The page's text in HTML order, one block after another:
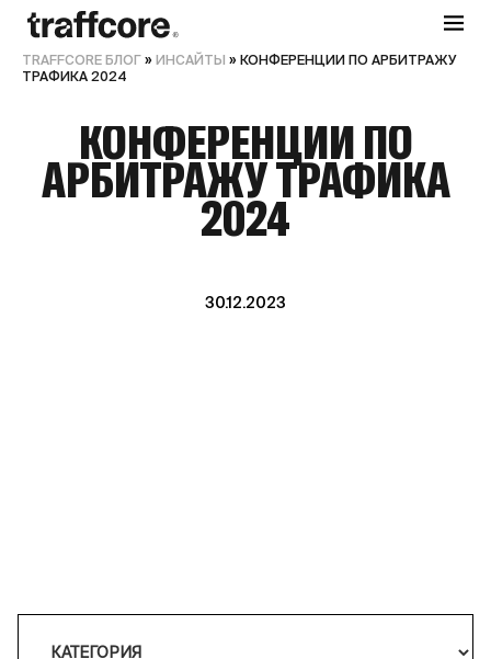
TRAFFCORE БЛОГ »ИНСАЙТЫ »КОНФЕРЕНЦИИ ПО АРБИТРАЖУ
ТРАФИКА 2024
КОНФЕРЕНЦИИ ПО
АРБИТРАЖУ ТРАФИКА
2024
30.12.2023